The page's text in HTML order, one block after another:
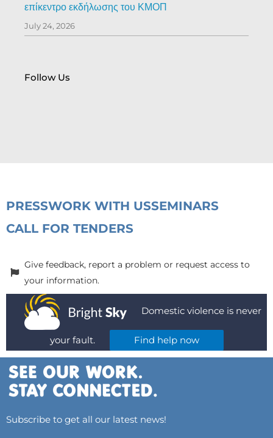
επίκεντρο εκδήλωσης του ΚΜΟΠ
July 24, 2026
Follow Us
PRESSWORK WITH USSEMINARS
CALL FOR TENDERS
Give feedback, report a problem or request access to
your information.
Domestic violence is never
your fault. Find help now
Subscribe to get all our latest news!